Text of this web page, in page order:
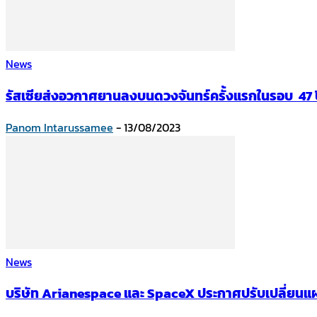
News
รัสเซียส่งอวกาศยานลงบนดวงจันทร์ครั้งแรกในรอบ 47
Panom Intarussamee -13/08/2023
News
บริษัท Arianespace และ SpaceX ประกาศปรับเปลี่ยน